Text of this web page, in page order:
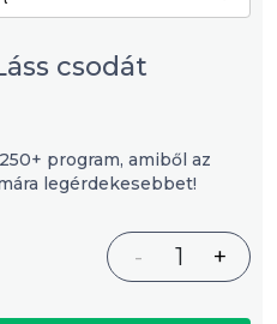
csodát
program, amiből az
legérdekesebbet!
- 1 +